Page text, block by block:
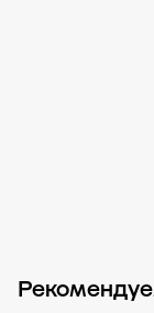
Новости компании